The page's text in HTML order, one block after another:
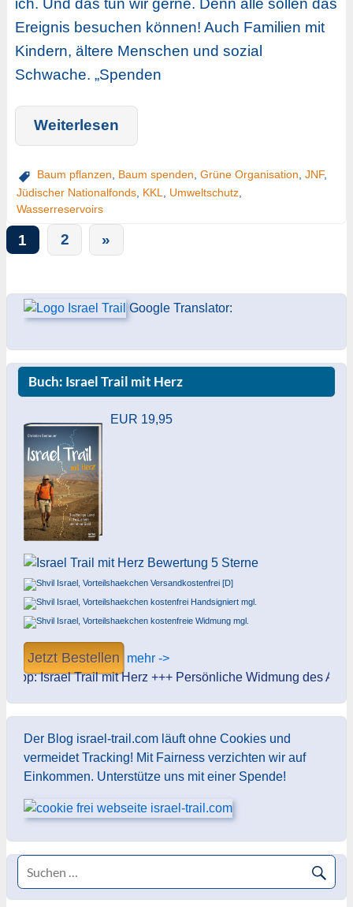
ich. Und das tun wir gerne. Denn alle sollen das
Ereignis besuchen können! Auch Familien mit
Kindern, ältere Menschen und sozial
Schwache. „Spenden
Weiterlesen
Baum pflanzen, Baum spenden, Grüne Organisation, JNF,
Jüdischer Nationalfonds, KKL Umweltschutz,
Wasserreservoirs
1 2 »
Google Translator:
Buch: Israel Trail mit Herz
EUR 19,95
Versandkostenfrei [D]
kostenfrei Handsigniert mgl.
kostenfreie Widmung mgl.
Jetzt Bestellen
mehr ->
Israel Trail mit Herz +++ Persönliche Widmung des Autors.
Der Blog israel-trail.com läuft ohne Cookies und
vermeidet Tracking! Mit Fairness verzichten wir auf
Einkommen. Unterstütze uns mit einer Spende!